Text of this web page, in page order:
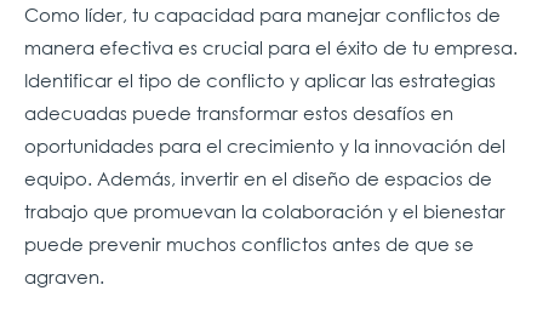
Como líder, tu capacidad para manejar conflictos de
manera efectiva es crucial para el éxito de tu empresa.
Identificar el tipo de conflicto y aplicar las estrategias
adecuadas puede transformar estos desafíos en
oportunidades para el crecimiento y la innovación del
equipo. Además, invertir en el diseño de espacios de
trabajo que promuevan la colaboración y el bienestar
puede prevenir muchos conflictos antes de que se
agraven.